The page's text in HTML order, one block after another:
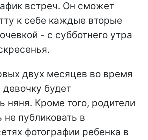
встреч. Он сможет
к себе каждые вторые
- с субботнего утра
двух месяцев во время
девочку будет
няня. Кроме того, родители
не публиковать в
фотографии ребенка в